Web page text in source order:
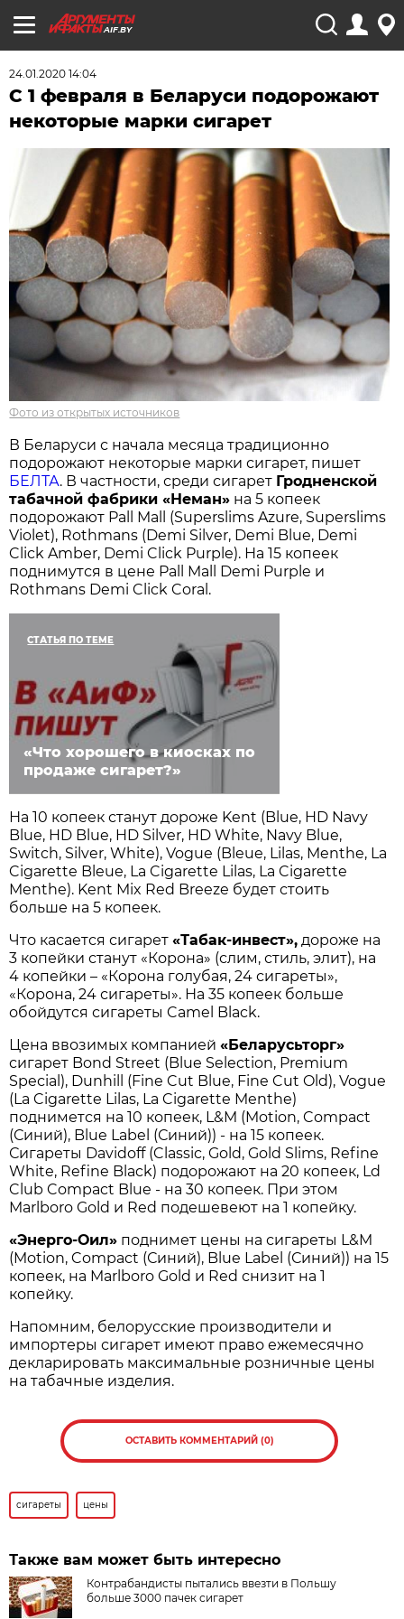
AIF.BY
24.01.2020 14:04
С 1 февраля в Беларуси подорожают
некоторые марки сигарет
Фото из открытых источников
В Беларуси с начала месяца традиционно
подорожают некоторые марки сигарет, пишет
БЕЛТА. В частности, среди сигарет Гродненской
табачной фабрики «Неман» на 5 копеек
подорожают Pall Mall (Superslims Azure, Superslims
Violet), Rothmans (Demi Silver, Demi Blue, Demi
Click Amber, Demi Click Purple). На 15 копеек
поднимутся в цене Pall Mall Demi Purple и
Rothmans Demi Click Coral.
СТАТЬЯ ПО ТЕМЕ
«Что хорошего в киосках по
продаже сигарет?»
На 10 копеек станут дороже Kent (Blue, HD Navy
Blue, HD Blue, HD Silver, HD White, Navy Blue,
Switch, Silver, White), Vogue (Bleue, Lilas, Menthe, La
Cigarette Bleue, La Cigarette Lilas, La Cigarette
Menthe). Kent Mix Red Breeze будет стоить
больше на 5 копеек.
Что касается сигарет«Табак-инвест», дороже на
3 копейки станут «Корона» (слим, стиль, элит), на
4 копейки – «Корона голубая, 24 сигареты»,
«Корона, 24 сигареты». На 35 копеек больше
обойдутся сигареты Camel Black.
Цена ввозимых компанией«Беларусьторг»
сигарет Bond Street (Blue Selection, Premium
Speсial), Dunhill (Fine Cut Blue, Fine Cut Old), Vogue
(La Cigarette Lilas, La Cigarette Menthe)
поднимется на 10 копеек, L&M (Motion, Compact
(Синий), Blue Label (Синий)) - на 15 копеек.
Сигареты Davidoff (Classic, Gold, Gold Slims, Refine
White, Refine Black) подорожают на 20 копеек, Ld
Club Compact Blue - на 30 копеек. При этом
Marlboro Gold и Red подешевеют на 1 копейку.
«Энерго-Оил» поднимет цены на сигареты L&M
(Motion, Compact (Синий), Blue Label (Синий)) на 15
копеек, на Marlboro Gold и Red снизит на 1
копейку.
Напомним, белорусские производители и
импортеры сигарет имеют право ежемесячно
декларировать максимальные розничные цены
на табачные изделия.
ОСТАВИТЬ КОММЕНТАРИЙ (0)
сигареты цены
Также вам может быть интересно
Контрабандисты пытались ввезти в Польшу
больше 3000 пачек сигарет